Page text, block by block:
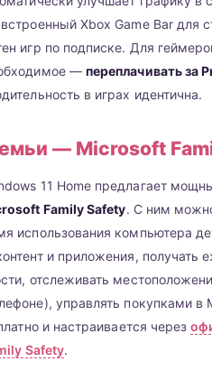
Xbox Game Bar для
игр по подписке. Для
— переплачивать за
в играх идентична.
— Microsoft
11 Home предлагает
Family Safety. С ним
использования компьютера
и приложения, получать
отслеживать
управлять покупками в
и настраивается через
Safety.